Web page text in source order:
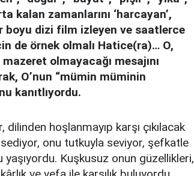
kalan zamanlarını ‘harcayan’,
boyu dizi film izleyen ve saatlerce
de örnek olmalı Hatice(ra)… O,
olmayacağı mesajını
O’nun “mümin müminin
kanıtlıyordu.
hoşlanmayıp karşı çıkılacak
onu tutkuyla seviyor, şefkatle
yaşıyordu. Kuşkusuz onun güzellikleri,